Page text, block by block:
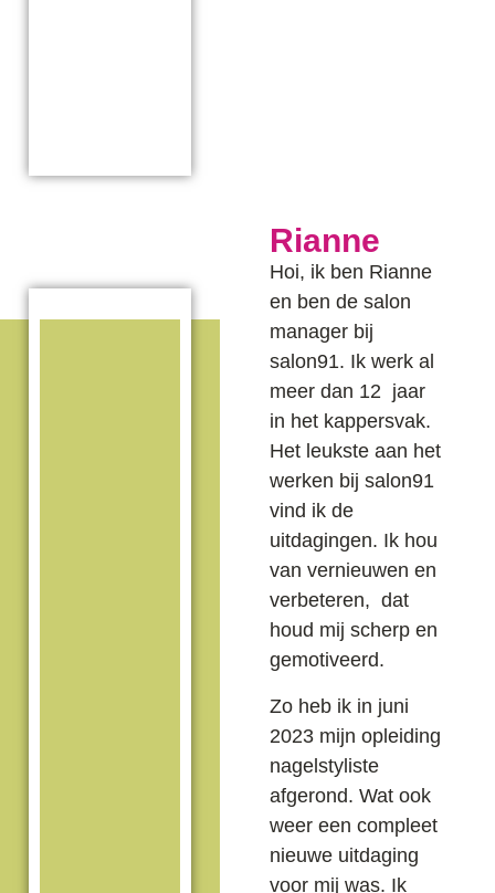
Rianne
Hoi, ik ben Rianne
en ben de salon
manager bij
salon91. Ik werk al
meer dan 12 jaar
in het kappersvak.
Het leukste aan het
werken bij salon91
vind ik de
uitdagingen. Ik hou
van vernieuwen en
verbeteren, dat
houd mij scherp en
gemotiveerd.
Zo heb ik in juni
2023 mijn opleiding
nagelstyliste
afgerond. Wat ook
weer een compleet
nieuwe uitdaging
voor mij was. Ik